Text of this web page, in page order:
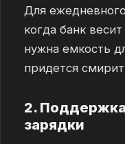
Для
когда банк
нужна емкость
придется
2.
зарядки